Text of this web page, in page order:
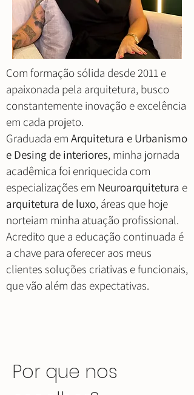
Com formação sólida desde 2011 e
apaixonada pela arquitetura, busco
constantemente inovação e excelência
em cada projeto.
Graduada em Arquitetura e Urbanismo
e Desing de interiores, minha jornada
acadêmica foi enriquecida com
especializações em Neuroarquitetura e
arquitetura de luxo, áreas que hoje
norteiam minha atuação profissional.
Acredito que a educação continuada é
a chave para oferecer aos meus
clientes soluções criativas e funcionais,
que vão além das expectativas.
Por que nos